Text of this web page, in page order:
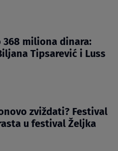
368 miliona dinara:
Tipsarević i Luss
zviždati? Festival
u festival Željka